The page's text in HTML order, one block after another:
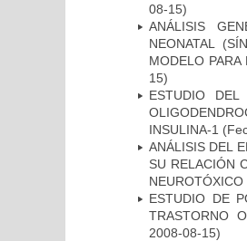
08-15)
ANÁLISIS
NEONATAL
MODELO
15)
ESTUDIO
INSULINA-1
ANÁLISIS DEL
SU RELACIÓN
NEUROTÓXICO
ESTUDIO DE
TRASTORNO
2008-08-15)